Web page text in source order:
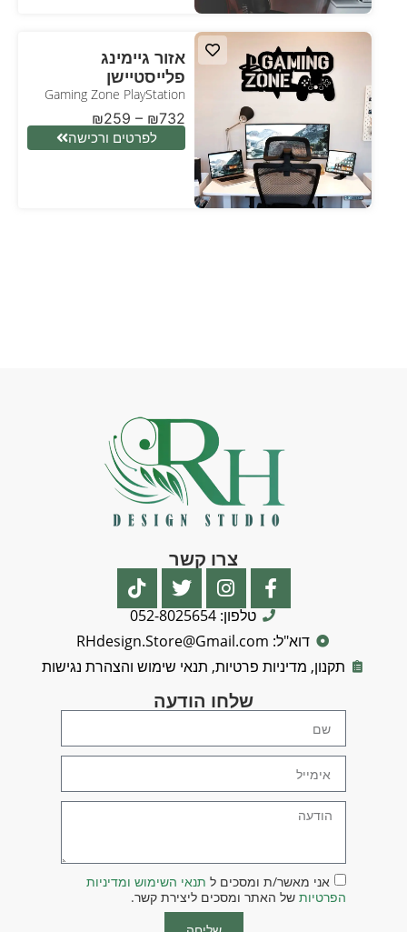
אזור גיימינג
פלייסטיישן
Gaming Zone PlayStation
₪259 – ₪732
לפרטים ורכישה
צרו קשר
טלפון: 052-8025654
דוא"ל: RHdesign.Store@Gmail.com
תקנון, מדיניות פרטיות, תנאי שימוש והצהרת נגישות
שלחו הודעה
אני מאשר/ת ומסכים ל תנאי השימוש ומדיניות
הפרטיות של האתר ומסכים ליצירת קשר.